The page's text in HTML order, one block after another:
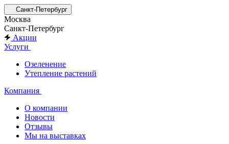
Санкт-Петербург
Москва
Санкт-Петербург
Акции
Услуги
Озеленение
Утепление растений
Компания
О компании
Новости
Отзывы
Мы на выставках